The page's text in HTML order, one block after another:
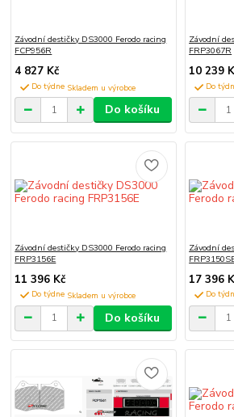
Závodní destičky DS3000 Ferodo racing
FCP956R
4 827 Kč
Do týdne
Do košíku
Závodní
FRP3067R
10 239
Do
Závodní destičky DS3000 Ferodo racing
FRP3156E
11 396 Kč
Do týdne
Do košíku
Závodní
17 396
Do